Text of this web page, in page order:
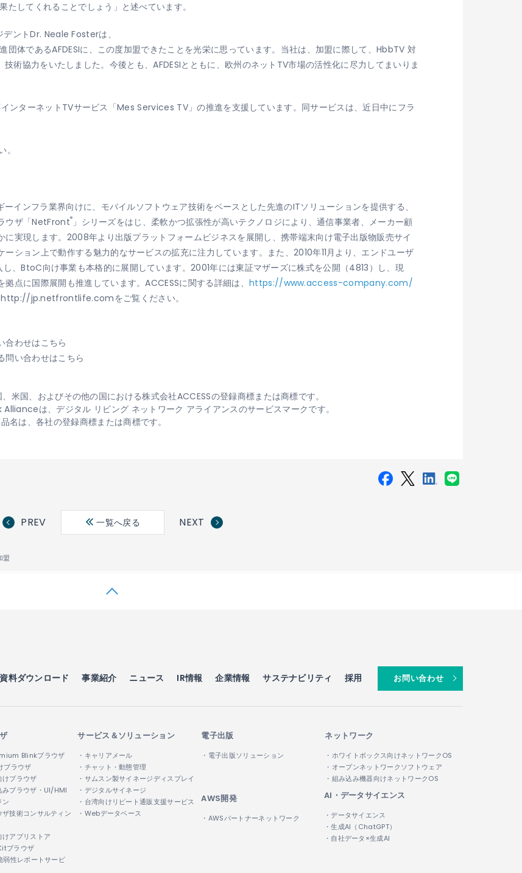
してくれることでしょう」と述べています。
ントDr. Neale Fosterは、
団体であるAFDESIに、この度加盟できたことを光栄に思っています。当社は、加盟に際して、HbbTV 対
術協力をいたしました。今後とも、AFDESIとともに、欧州のネットTV市場の活性化に尽力してまいりま
ンターネットTVサービス「Mes Services TV」の推進を支援しています。同サービスは、近日中にフラ
インフラ業界向けに、モバイルソフトウェア技術をベースとした先進のITソリューションを提供する、
ウザ「NetFront®」シリーズをはじ、柔軟かつ拡張性が高いテクノロジにより、通信事業者、メーカー顧
実現します。2008年より出版プラットフォームビジネスを展開し、携帯端末向け電子出版物販売サイ
ション上で動作する魅力的なサービスの拡充に注力しています。また、2010年11月より、エンドユーザ
、BtoC向け事業も本格的に展開しています。2001年には東証マザーズに株式を公開（4813）し、現
点に国際展開も推進しています。ACCESSに関する詳細は、 https://www.access-company.com/
http://jp.netfrontlife.comをご覧ください。
合わせはこちら
問い合わせはこちら
米国、およびその他の国における株式会社ACCESSの登録商標または商標です。
は、デジタル リビング ネットワーク アライアンスのサービスマークです。
名は、各社の登録商標または商標です。
PREV 一覧へ戻る NEXT
盟
資料ダウンロード 事業紹介 ニュース IR情報 企業情報 サステナビリティ 採用 お問い合わせ
Blinkブラウザ
ブラウザ
けブラウザ
みブラウザ・UI/HMI
ン
ザ技術コンサルティン
けアプリストア
ブラウザ
弱性レポートサービ
サービス＆ソリューション
・キャリアメール
・チャット・動態管理
・サムスン製サイネージディスプレイ
・デジタルサイネージ
・台湾向けリピート通販支援サービス
・Webデータベース
電子出版
・電子出版ソリューション
ネットワーク
・ホワイトボックス向けネットワークOS
・オープンネットワークソフトウェア
・組み込み機器向けネットワークOS
AWS開発
・AWSパートナーネットワーク
AI・データサイエンス
・データサイエンス
・生成AI（ChatGPT）
・自社データ×生成AI